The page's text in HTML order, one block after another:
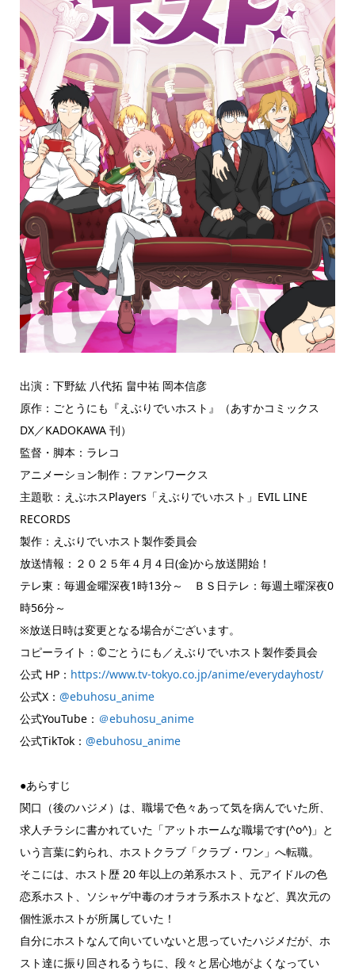
出演：下野紘 八代拓 畠中祐 岡本信彦
原作：ごとうにも『えぶりでいホスト』（あすかコミックス
DX／KADOKAWA 刊）
監督・脚本：ラレコ
アニメーション制作：ファンワークス
主題歌：えぶホスPlayers「えぶりでいホスト」EVIL LINE
RECORDS
製作：えぶりでいホスト製作委員会
放送情報：２０２５年４月４日(金)から放送開始！
テレ東：毎週金曜深夜1時13分～ ＢＳ日テレ：毎週土曜深夜0
時56分～
※放送日時は変更となる場合がございます。
コピーライト：©ごとうにも／えぶりでいホスト製作委員会
公式 HP： https://www.tv-tokyo.co.jp/anime/everydayhost/
公式X： @ebuhosu_anime
公式YouTube： ＠ebuhosu_anime
公式TikTok： @ebuhosu_anime
●あらすじ
関口（後のハジメ）は、職場で色々あって気を病んでいた所、
求人チラシに書かれていた「アットホームな職場です(^o^)」と
いう言葉に釣られ、ホストクラブ「クラブ・ワン」へ転職。
そこには、ホスト歴 20 年以上の弟系ホスト、元アイドルの色
恋系ホスト、ソシャゲ中毒のオラオラ系ホストなど、異次元の
個性派ホストが所属していた！
自分にホストなんて向いていないと思っていたハジメだが、ホ
スト達に振り回されるうちに、段々と居心地がよくなってい